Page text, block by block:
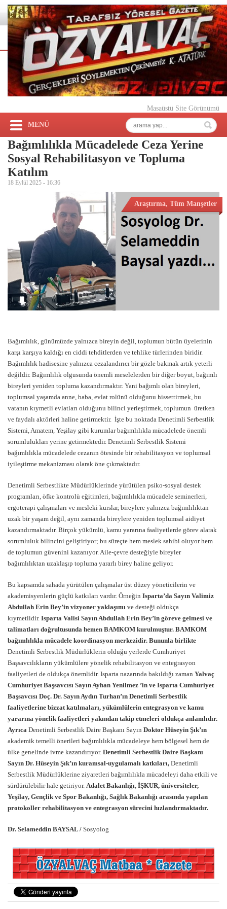
Masaüstü Site Görünümü
MENÜ
Bağımlılıkla Mücadelede Ceza Yerine
Sosyal Rehabilitasyon ve Topluma
Katılım
18 Eylül 2025 - 16:36
Araştırma, Tüm Manşetler
Bağımlılık, günümüzde yalnızca bireyin değil, toplumun bütün üyelerinin
karşı karşıya kaldığı en ciddi tehditlerden ve tehlike türlerinden biridir.
Bağımlılık hadisesine yalnızca cezalandırıcı bir gözle bakmak artık yeterli
değildir. Bağımlılık olgusunda önemli meselelerden bir diğer boyut, bağımlı
bireyleri yeniden topluma kazandırmaktır. Yani bağımlı olan bireyleri,
toplumsal yaşamda anne, baba, evlat rolünü olduğunu hissettirmek, bu
vatanın kıymetli evlatları olduğunu bilinci yerleştirmek, toplumun üretken
ve faydalı aktörleri haline getirmektir. İşte bu noktada Denetimli Serbestlik
Sistemi, Amatem, Yeşilay gibi kurumlar bağımlılıkla mücadelede önemli
sorumlulukları yerine getirmektedir. Denetimli Serbestlik Sistemi
bağımlılıkla mücadelede cezanın ötesinde bir rehabilitasyon ve toplumsal
iyileştirme mekanizması olarak öne çıkmaktadır.
Denetimli Serbestlikte Müdürlüklerinde yürütülen psiko-sosyal destek
programları, öfke kontrolü eğitimleri, bağımlılıkla mücadele seminerleri,
ergoterapi çalışmaları ve mesleki kurslar, bireylere yalnızca bağımlılıktan
uzak bir yaşam değil, aynı zamanda bireylere yeniden toplumsal aidiyet
kazandırmaktadır. Birçok yükümlü, kamu yararına faaliyetlerde görev alarak
sorumluluk bilincini geliştiriyor; bu süreçte hem meslek sahibi oluyor hem
de toplumun güvenini kazanıyor. Aile-çevre desteğiyle bireyler
bağımlılıktan uzaklaşıp topluma yararlı birey haline geliyor.
Bu kapsamda sahada yürütülen çalışmalar üst düzey yöneticilerin ve
akademisyenlerin güçlü katkıları vardır. Örneğin Isparta’da Sayın Valimiz
Abdullah Erin Bey’in vizyoner yaklaşımı ve desteği oldukça
kıymetlidir. Isparta Valisi Sayın Abdullah Erin Bey’in göreve gelmesi ve
talimatları doğrultusunda hemen BAMKOM kurulmuştur. BAMKOM
bağımlılıkla mücadele koordinasyon merkezidir. Bununla birlikte
Denetimli Serbestlik Müdürlüklerin olduğu yerlerde Cumhuriyet
Başsavcılıkların yükümlülere yönelik rehabilitasyon ve entegrasyon
faaliyetleri de oldukça önemlidir. Isparta nazarında bakıldığı zaman Yalvaç
Cumhuriyet Başsavcısı Sayın Ayhan Yenilmez ’in ve Isparta Cumhuriyet
Başsavcısı Doç. Dr. Sayın Aydın Turhan’ın Denetimli Serbestlik
faaliyetlerine bizzat katılmaları, yükümlülerin entegrasyon ve kamu
yararına yönelik faaliyetleri yakından takip etmeleri oldukça anlamlıdır.
Ayrıca Denetimli Serbestlik Daire Başkanı Sayın Doktor Hüseyin Şık’ın
akademik temelli önerileri bağımlılıkla mücadeleye hem bölgesel hem de
ülke genelinde ivme kazandırıyor. Denetimli Serbestlik Daire Başkanı
Sayın Dr. Hüseyin Şık’ın kuramsal-uygulamalı katkıları, Denetimli
Serbestlik Müdürlüklerine ziyaretleri bağımlılıkla mücadeleyi daha etkili ve
sürdürülebilir hale getiriyor. Adalet Bakanlığı, İŞKUR, üniversiteler,
Yeşilay, Gençlik ve Spor Bakanlığı, Sağlık Bakanlığı arasında yapılan
protokoller rehabilitasyon ve entegrasyon sürecini hızlandırmaktadır.
Dr. Selameddin BAYSAL / Sosyolog